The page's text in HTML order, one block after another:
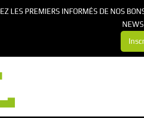
LES PREMIERS INFORMÉS DE NOS